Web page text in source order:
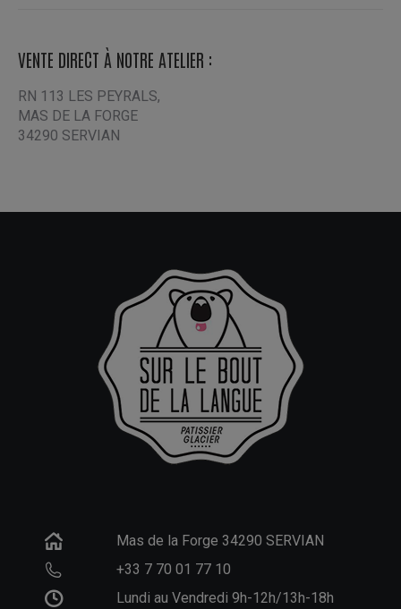
VENTE DIRECT À NOTRE ATELIER :
RN 113 LES PEYRALS,
MAS DE LA FORGE
34290 SERVIAN
Mas de la Forge 34290 SERVIAN
+33 7 70 01 77 10
Lundi au Vendredi 9h-12h/13h-18h